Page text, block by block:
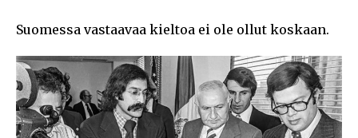
Suomessa vastaavaa kieltoa ei ole ollut koskaan.